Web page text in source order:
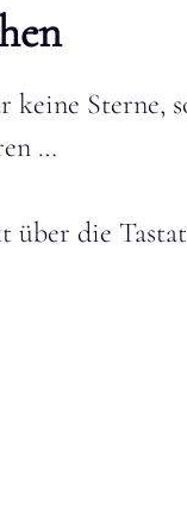
keine Sterne,
…
über die